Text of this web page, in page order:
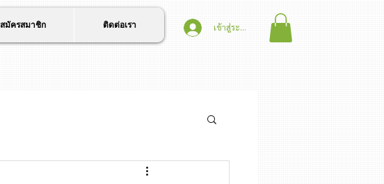
สมัครสมาชิก ติดต่อเรา เข้าสู่ระบบ